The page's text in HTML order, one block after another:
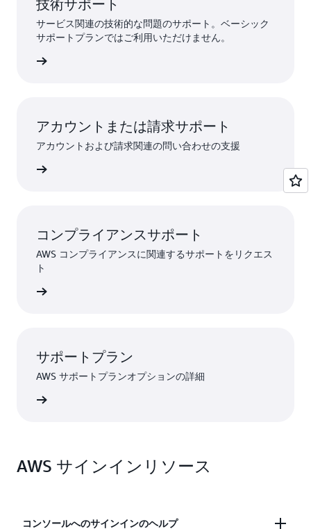
技術サポート
サービス関連の技術的な問題のサポート。ベーシック
サポートプランではご利用いただけません。
アカウントまたは請求サポート
アカウントおよび請求関連の問い合わせの支援
コンプライアンスサポート
AWS コンプライアンスに関連するサポートをリクエス
ト
サポートプラン
AWS サポートプランオプションの詳細
AWS サインインリソース
コンソールへのサインインのヘルプ